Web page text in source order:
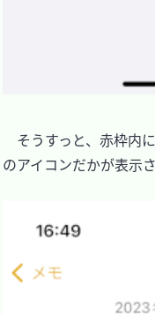
そうすっと、赤枠内
のアイコンだかが表示